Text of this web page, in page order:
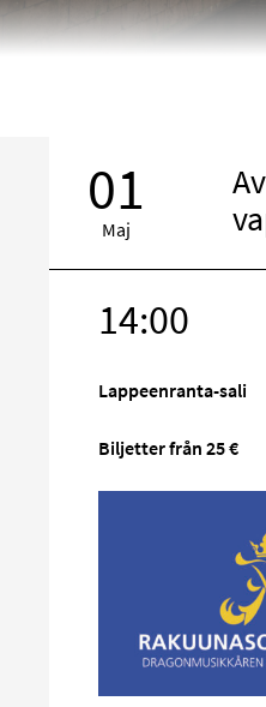
01
Maj
14:00
Lappeenranta-sali
Biljetter från 25 €